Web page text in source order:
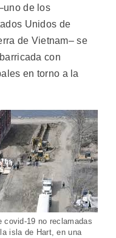
de los
Unidos de
de Vietnam– se
con
en torno a la
covid-19 no reclamadas
isla de Hart, en una